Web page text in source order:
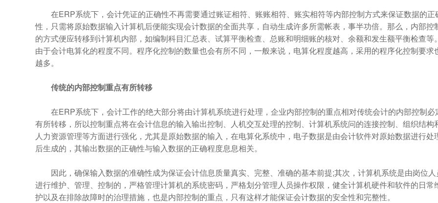
在ERP系统下，会计凭证的正确性不再需要通过账证相符、账账相符、账实相符等内部控制方式来保证数据的正
性，只需将原始数据输入计算机后便能实现会计数据的全面共享，自动生成许多所需帐表，事半功倍。那么，内部控
的方式便应转移到计算机内部，如编制科目汇总表、试算平衡检查、总账和明细账的核对、余额和发生额平衡检查等。
由于会计电算化的程度不同。程序化控制的数量也会有所不同，一般来说，电算化程度越高，采用的程序化控制要求
越多。
传统的内部控制重点有所转移
在ERP系统下，会计工作的绝大部分将由计算机系统进行处理，企业内部控制的重点相对传统会计的内部控制必
有所转移，所以控制重点将在会计信息的输入输出控制、人机交互处理的控制、计算机系统问的连接控制、组织结构
人力资源管理等方面进行强化，尤其是原始数据的输入，在电算化系统中，电子数据是由会计软件对原始数据进行处
后生成的，其输出数据的正确性与输入数据的正确程度息息相关。
因此，确保输入数据的准确性成为保证会计信息质量真实、完整、准确的基本前提;其次，计算机系统是由岗位人
进行维护、管理、控制的，严格管理计算机的系统密码，严格划分管理人员操作权限，健全计算机硬件和软件的日常
护以及在排除故障时的治理措施，也是内部控制的重点，只有这样才能保证会计数据的安全性和完整性。